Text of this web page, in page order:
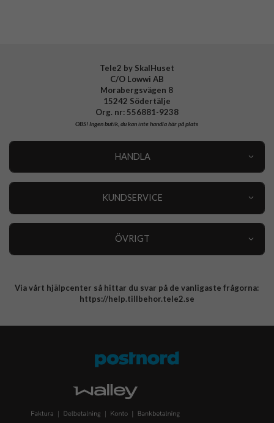
Tele2 by SkalHuset
C/O Lowwi AB
Morabergsvägen 8
15242 Södertälje
Org. nr: 556881-9238
OBS!Ingen butik, du kan inte handla här på plats
HANDLA
KUNDSERVICE
ÖVRIGT
Integritetspolicy
Via vårt hjälpcenter så hittar du svar på de vanligaste frågorna:
https://help.tillbehor.tele2.se